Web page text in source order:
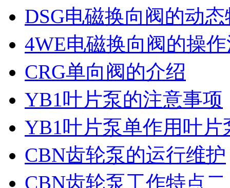
DSG电磁换向阀的动
4WE电磁换向阀的操
CRG单向阀的介绍
YB1叶片泵的注意事项
YB1叶片泵单作用叶片
CBN齿轮泵的运行维护
CBN齿轮泵工作特点二